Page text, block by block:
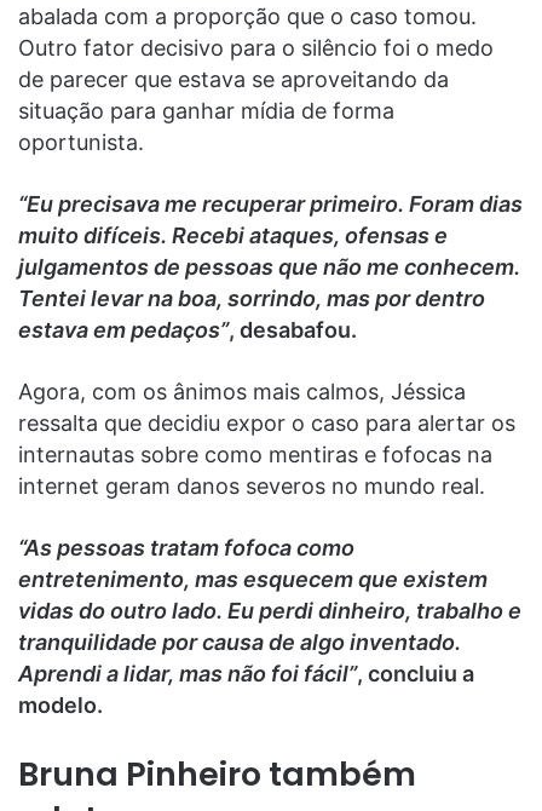
abalada com a proporção que o caso tomou.
Outro fator decisivo para o silêncio foi o medo
de parecer que estava se aproveitando da
situação para ganhar mídia de forma
oportunista.
“Eu precisava me recuperar primeiro. Foram dias
muito difíceis. Recebi ataques, ofensas e
julgamentos de pessoas que não me conhecem.
Tentei levar na boa, sorrindo, mas por dentro
estava em pedaços”, desabafou.
Agora, com os ânimos mais calmos, Jéssica
ressalta que decidiu expor o caso para alertar os
internautas sobre como mentiras e fofocas na
internet geram danos severos no mundo real.
“As pessoas tratam fofoca como
entretenimento, mas esquecem que existem
vidas do outro lado. Eu perdi dinheiro, trabalho e
tranquilidade por causa de algo inventado.
Aprendi a lidar, mas não foi fácil”, concluiu a
modelo.
Bruna Pinheiro também